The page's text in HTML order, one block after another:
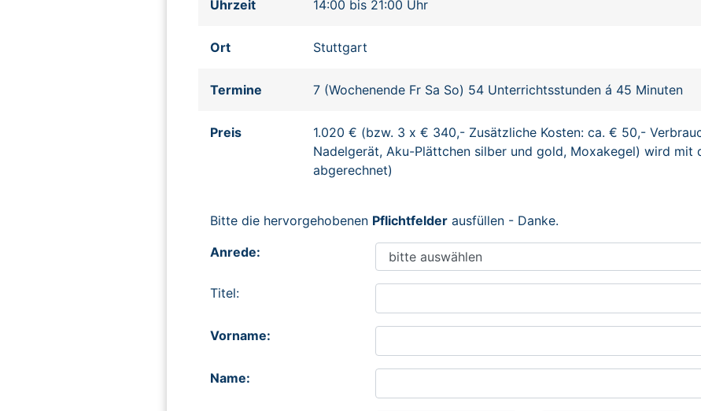
Uhrzeit 14:00 bis 21:00 Uhr
Ort Stuttgart
Termine 7 (Wochenende Fr Sa So) 54 Unterrichtsstunden á 45 Minuten
Preis
1.020 € (bzw. 3 x € 340,- Zusätzliche Kosten: ca. € 50,-
Nadelgerät, Aku-Plättchen silber und gold, Moxakegel) wird mit
abgerechnet)
Bitte die hervorgehobenen Pflichtfelder ausfüllen - Danke.
Anrede:
Titel:
Vorname:
Name: